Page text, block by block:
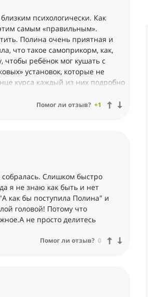
психологически. Как
самым «правильным».
Полина очень приятная и
что такое самоприкорм, как,
чтобы ребёнок мог кушать с
установок, которые не
курса каждый из них подробно
вопросы. По косточкам
завершения курса всегда можно
кажется самым
я стала фанатом
Помог ли отзыв? +1
Слишком быстро
я не знаю как быть и нет
как бы поступила Полина" и
головой! Потому что
не просто делитесь
Помог ли отзыв? 0